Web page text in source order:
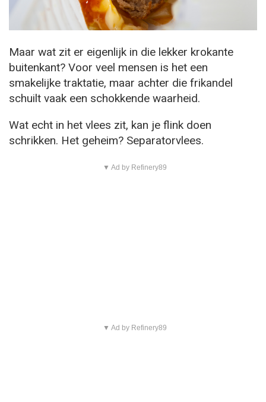
Maar wat zit er eigenlijk in die lekker krokante
buitenkant? Voor veel mensen is het een
smakelijke traktatie, maar achter die frikandel
schuilt vaak een schokkende waarheid.
Wat echt in het vlees zit, kan je flink doen
schrikken. Het geheim? Separatorvlees.
▼ Ad by Refinery89
▼ Ad by Refinery89